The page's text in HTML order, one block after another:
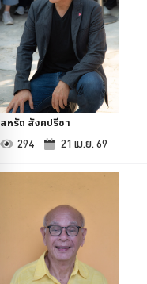
สหรัถ สังคปรีชา
294 21 เม.ย. 69